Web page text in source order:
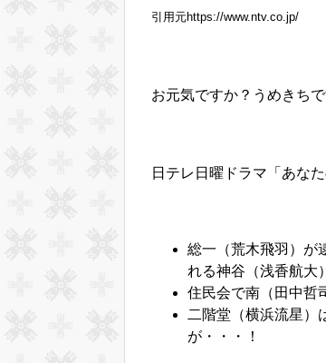
引用元https://www.ntv.co.jp/
お元気ですか？うめきち
日テレ日曜ドラマ「あな
総一（荒木飛羽）が
れる神谷（浅香航大
住民会で南（田中哲
二階堂（横浜流星）
が・・・！